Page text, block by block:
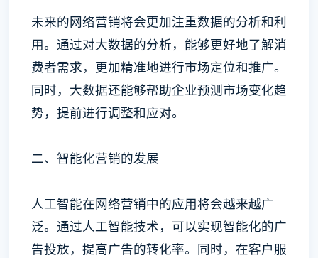
未来的网络营销将会更加注重数据的分析和利
用。通过对大数据的分析，能够更好地了解消
费者需求，更加精准地进行市场定位和推广。
同时，大数据还能够帮助企业预测市场变化趋
势，提前进行调整和应对。
二、智能化营销的发展
人工智能在网络营销中的应用将会越来越广
泛。通过人工智能技术，可以实现智能化的广
告投放，提高广告的转化率。同时，在客户服